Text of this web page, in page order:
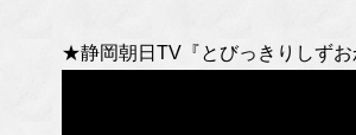
★静岡朝日TV『とびっきりしず